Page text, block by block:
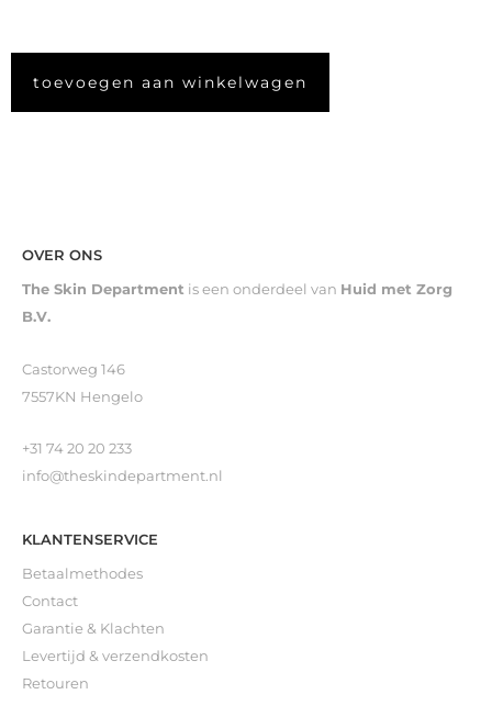
toevoegen aan winkelwagen
OVER ONS
The Skin Department is een onderdeel van Huid met Zorg
B.V.
Castorweg 146
7557KN Hengelo
+31 74 20 20 233
info@theskindepartment.nl
KLANTENSERVICE
Betaalmethodes
Contact
Garantie & Klachten
Levertijd & verzendkosten
Retouren